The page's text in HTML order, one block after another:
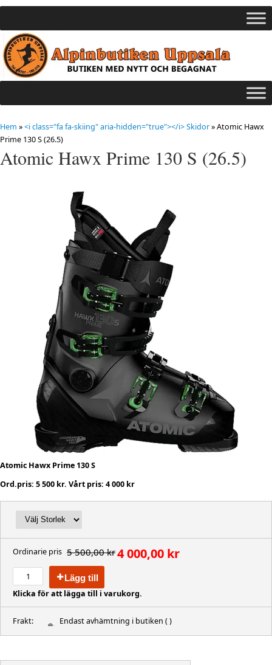
Hem »<i class="fa fa-skiing" aria-hidden="true"></i> Skidor»Atomic Hawx
Prime 130 S (26.5)
Atomic Hawx Prime 130 S (26.5)
Atomic Hawx Prime 130 S
Ord.pris: 5 500 kr. Vårt pris: 4 000 kr
Ordinarie pris 5 500,00 kr4 000,00 kr
Lägg till
Klicka för att lägga till i varukorg.
Frakt: Endast avhämtning i butiken ( )